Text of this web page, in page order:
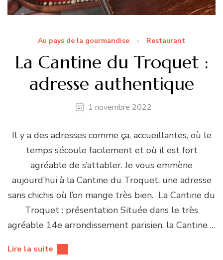
Au pays de la gourmandise Restaurant
La Cantine du Troquet :
adresse authentique
1 novembre 2022
Il y a des adresses comme ça, accueillantes, où le
temps s’écoule facilement et où il est fort
agréable de s’attabler. Je vous emmène
aujourd’hui à la Cantine du Troquet, une adresse
sans chichis où l’on mange très bien. La Cantine du
Troquet : présentation Située dans le très
agréable 14e arrondissement parisien, la Cantine …
Lire la suite